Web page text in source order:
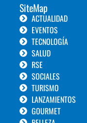
SiteMap
ACTUALIDAD
EVENTOS
TECNOLOGÍA
SALUD
RSE
SOCIALES
TURISMO
LANZAMIENTOS
GOURMET